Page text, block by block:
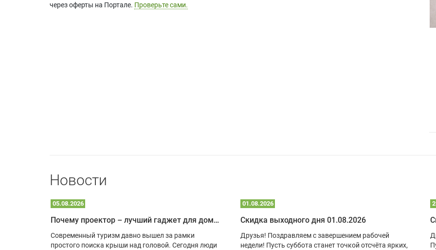
через оферты на Портале. Проверьте сами.
Новости
05.08.2026
Почему проектор – лучший гаджет для домика в глэмпинге
Современный туризм давно вышел за рамки
простого поиска крыши над головой. Сегодня люди
01.08.2026
Скидка выходного дня 01.08.2026
Друзья! Поздравляем с завершением рабочей
недели! Пусть суббота станет точкой отсчёта ярких,